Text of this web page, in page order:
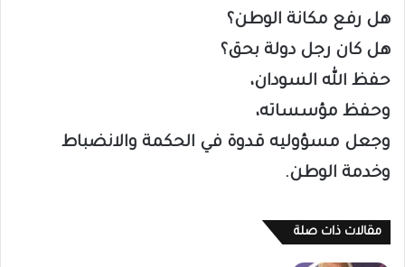
هل رفع مكانة الوطن؟
هل كان رجل دولة بحق؟
حفظ الله السودان،
وحفظ مؤسساته،
وجعل مسؤوليه قدوة في الحكمة والانضباط
وخدمة الوطن.
مقالات ذات صلة